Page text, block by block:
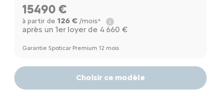
15490 €
à partir de 126 €/mois*
après un 1er loyer de 4 660 €
Garantie Spoticar Premium 12 mois
Choisir ce modèle